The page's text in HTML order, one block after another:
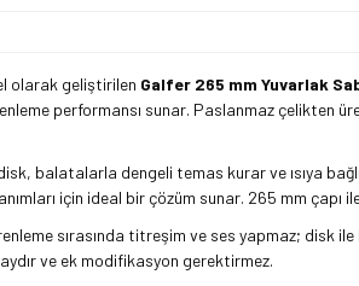
olarak geliştirilen Galfer 265 mm Yuvarlak
performansı sunar. Paslanmaz çelikten
balatalarla dengeli temas kurar ve ısıya
için ideal bir çözüm sunar. 265 mm çapı
sırasında titreşim ve ses yapmaz; disk
ve ek modifikasyon gerektirmez.